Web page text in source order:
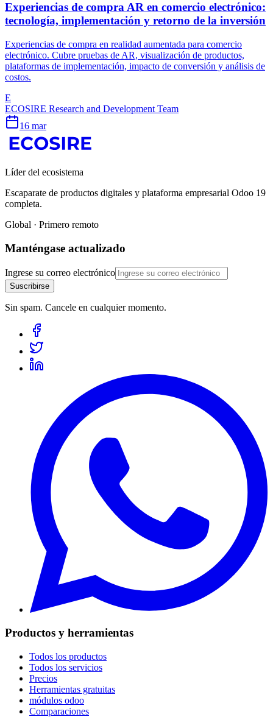
Experiencias de compra AR en comercio electrónico:
tecnología, implementación y retorno de la inversión
Experiencias de compra en realidad aumentada para comercio
electrónico. Cubre pruebas de AR, visualización de productos,
plataformas de implementación, impacto de conversión y análisis de
costos.
E
ECOSIRE Research and Development Team
16 mar
Líder del ecosistema
Escaparate de productos digitales y plataforma empresarial Odoo 19
completa.
Global · Primero remoto
Manténgase actualizado
Ingrese su correo electrónico
Suscribirse
Sin spam. Cancele en cualquier momento.
Productos y herramientas
Todos los productos
Todos los servicios
Precios
Herramientas gratuitas
módulos odoo
Comparaciones